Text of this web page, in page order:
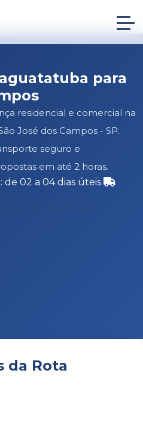
para
residencial e comercial na
José dos Campos - SP.
seguro e
em até 2 horas.
de 02 a 04 dias úteis
Falar no WhatsApp
da Rota